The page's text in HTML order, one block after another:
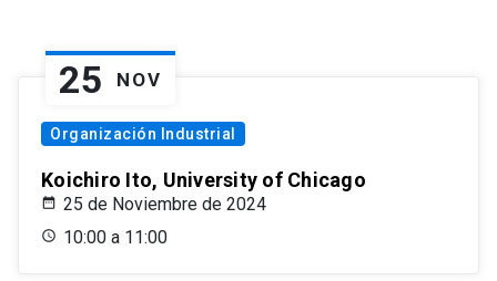
25 NOV
Organización Industrial
Koichiro Ito, University of Chicago
25 de Noviembre de 2024
10:00 a 11:00